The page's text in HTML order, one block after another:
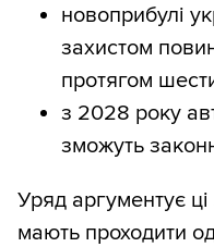
новоприбулі
захистом
протягом
з 2028 року
зможуть
Уряд аргументує
мають проходити